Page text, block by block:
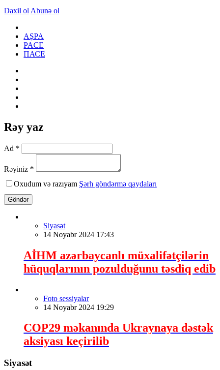
Daxil ol Abunə ol
AŞPA
PACE
ПАСЕ
Rəy yaz
Ad *
Rəyiniz *
Oxudum və razıyam Şərh göndərmə qaydaları
Göndər
Siyasət
14 Noyabr 2024 17:43
AİHM azərbaycanlı müxalifətçilərin
hüquqlarının pozulduğunu təsdiq edib
Foto sessiyalar
14 Noyabr 2024 19:29
COP29 məkanında Ukraynaya dəstək
aksiyası keçirilib
Siyasət